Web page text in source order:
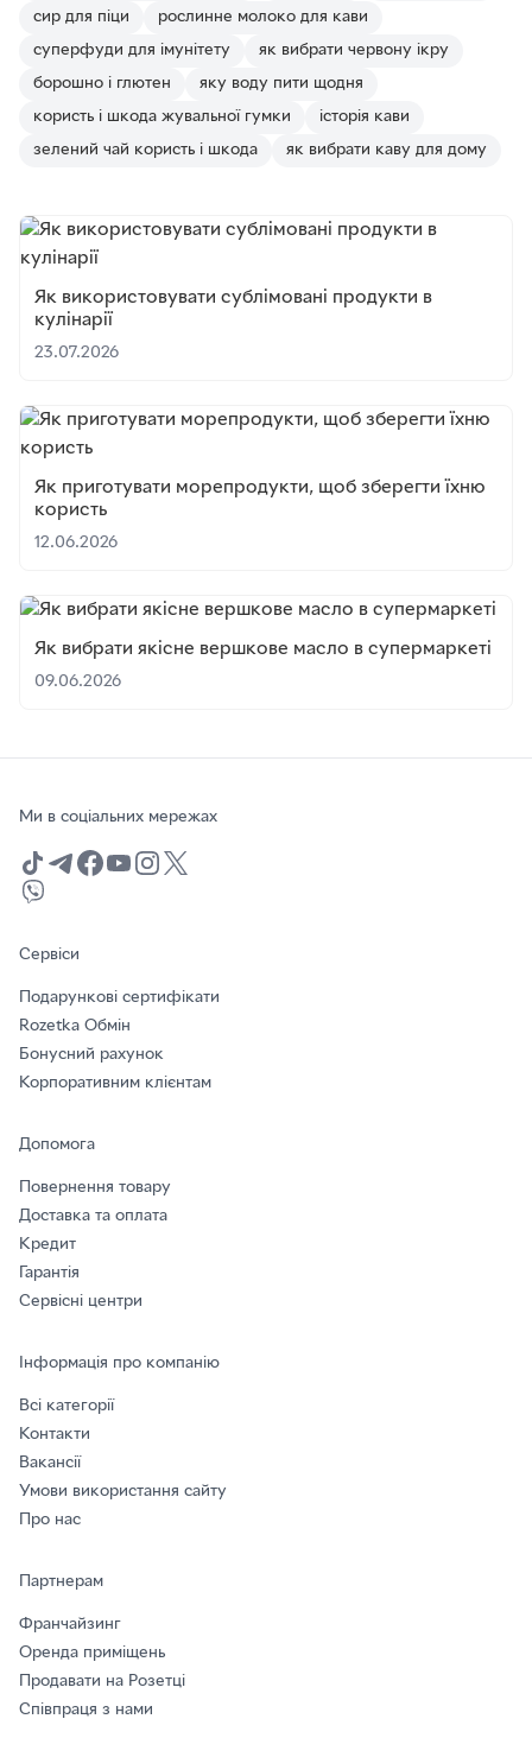
сир для піци рослинне молоко для кави
суперфуди для імунітету як вибрати червону ікру
борошно і глютен яку воду пити щодня
користь і шкода жувальної гумки історія кави
зелений чай користь і шкода як вибрати каву для дому
Як використовувати сублімовані продукти в
кулінарії
23.07.2026
Як приготувати морепродукти, щоб зберегти їхню
користь
12.06.2026
Як вибрати якісне вершкове масло в супермаркеті
09.06.2026
Ми в соціальних мережах
Сервіси
Подарункові сертифікати
Rozetka Обмін
Бонусний рахунок
Корпоративним клієнтам
Допомога
Повернення товару
Доставка та оплата
Кредит
Гарантія
Сервісні центри
Інформація про компанію
Всі категорії
Контакти
Вакансії
Умови використання сайту
Про нас
Партнерам
Франчайзинг
Оренда приміщень
Продавати на Розетці
Співпраця з нами